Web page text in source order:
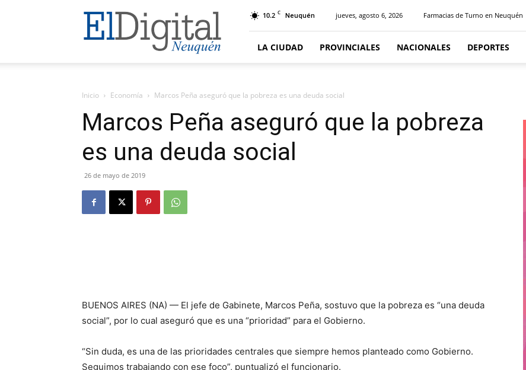
El
Digital
Neuquen
10.2 C Neuquén jueves, agosto 6, 2026 Farmacias de Turno en Neuquén
LA CIUDAD PROVINCIALES NACIONALES DEPORTES
Inicio Economía Marcos Peña aseguró que la pobreza es una deuda social
Marcos Peña aseguró que la pobreza
es una deuda social
26 de mayo de 2019
BUENOS AIRES (NA) — El jefe de Gabinete, Marcos Peña, sostuvo que la pobreza es “una deuda
social”, por lo cual aseguró que es una “prioridad” para el Gobierno.
“Sin duda, es una de las prioridades centrales que siempre hemos planteado como Gobierno.
Seguimos trabajando con ese foco”, puntualizó el funcionario.